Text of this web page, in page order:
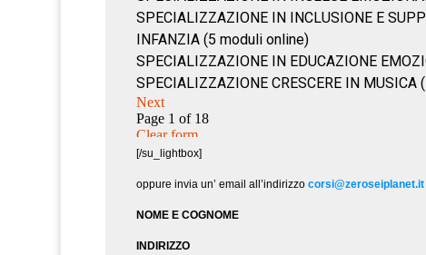
[/su_lightbox]
oppure invia un’ email all’indirizzocorsi@zeroseiplanet.it
NOME E COGNOME
INDIRIZZO